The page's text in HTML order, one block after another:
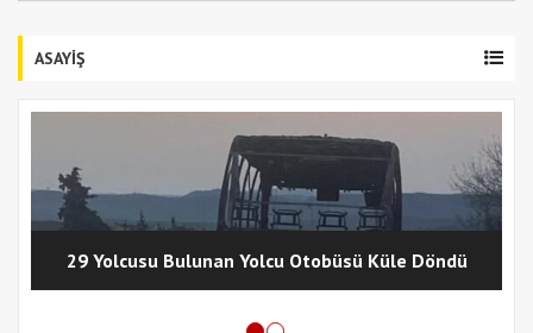
ASAYİŞ
29 Yolcusu Bulunan Yolcu Otobüsü Küle Döndü